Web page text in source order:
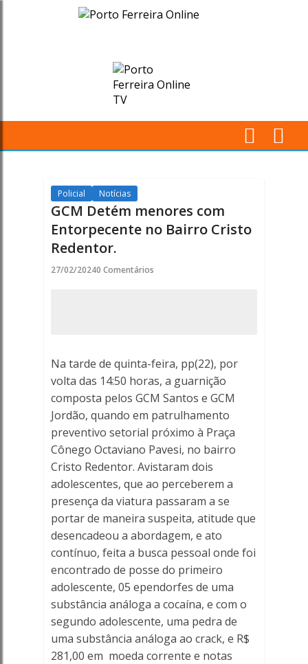
GCM
menores
com
Bairro
Cristo
Redentor.
Online
Policial Notícias
GCM Detém menores com
Entorpecente no Bairro Cristo
Redentor.
27/02/20240 Comentários
Na tarde de quinta-feira, pp(22), por
volta das 14:50 horas, a guarnição
composta pelos GCM Santos e GCM
Jordão, quando em patrulhamento
preventivo setorial próximo à Praça
Cônego Octaviano Pavesi, no bairro
Cristo Redentor. Avistaram dois
adolescentes, que ao perceberem a
presença da viatura passaram a se
portar de maneira suspeita, atitude que
desencadeou a abordagem, e ato
contínuo, feita a busca pessoal onde foi
encontrado de posse do primeiro
adolescente, 05 ependorfes de uma
substância análoga a cocaína, e com o
segundo adolescente, uma pedra de
uma substância análoga ao crack, e R$
281,00 em moeda corrente e notas